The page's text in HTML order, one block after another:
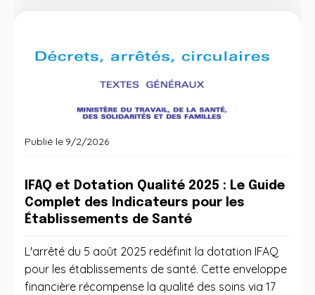
Publié le 9/2/2026
IFAQ et Dotation Qualité 2025 : Le Guide
Complet des Indicateurs pour les
Établissements de Santé
L'arrêté du 5 août 2025 redéfinit la dotation IFAQ
pour les établissements de santé. Cette enveloppe
financière récompense la qualité des soins via 17